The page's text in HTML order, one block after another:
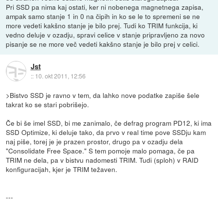
Pri SSD pa nima kaj ostati, ker ni nobenega magnetnega zapisa,
ampak samo stanje 1 in 0 na čipih in ko se le to spremeni se ne
more vedeti kakšno stanje je bilo prej. Tudi ko TRIM funkcija, ki
vedno deluje v ozadju, spravi celice v stanje pripravljeno za novo
pisanje se ne more več vedeti kakšno stanje je bilo prej v celici.
Jst
:: 10. okt 2011, 12:56
>Bistvo SSD je ravno v tem, da lahko nove podatke zapiše šele
takrat ko se stari pobrišejo.
Če bi še imel SSD, bi me zanimalo, če defrag program PD12, ki ima
SSD Optimize, ki deluje tako, da prvo v real time pove SSDju kam
naj piše, torej je je prazen prostor, drugo pa v ozadju dela
"Consolidate Free Space." S tem pomoje malo pomaga, če pa
TRIM ne dela, pa v bistvu nadomesti TRIM. Tudi (sploh) v RAID
konfiguracijah, kjer je TRIM težaven.
---